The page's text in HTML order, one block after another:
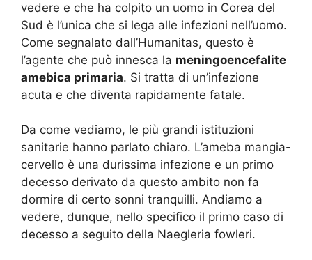
vedere e che ha colpito un uomo in Corea del
Sud è l’unica che si lega alle infezioni nell’uomo.
Come segnalato dall’Humanitas, questo è
l’agente che può innesca la meningoencefalite
amebica primaria. Si tratta di un’infezione
acuta e che diventa rapidamente fatale.
Da come vediamo, le più grandi istituzioni
sanitarie hanno parlato chiaro. L’ameba mangia-
cervello è una durissima infezione e un primo
decesso derivato da questo ambito non fa
dormire di certo sonni tranquilli. Andiamo a
vedere, dunque, nello specifico il primo caso di
decesso a seguito della Naegleria fowleri.